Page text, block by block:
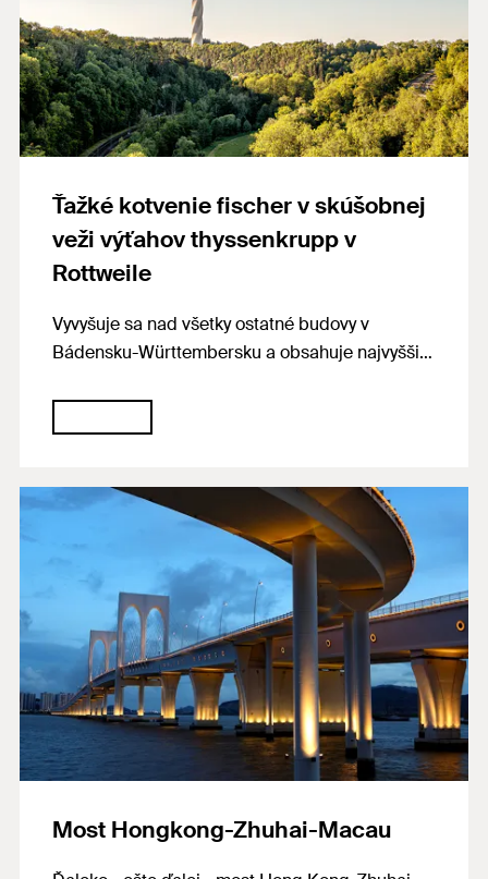
Ťažké kotvenie fischer v skúšobnej
veži výťahov thyssenkrupp v
Rottweile
Vyvyšuje sa nad všetky ostatné budovy v
Bádensku-Württembersku a obsahuje najvyššiu
skúšobnú vežu spoločnosti thyssenkrupp
Elevator AG v švábskom meste Rottweil. Okolo
tkaniny zo sklených vlákien potiahnutých
polymérom s rozlohou 17 000 m², ktorý slúži ako
obklad fasády. Na ukotvenie tejto membrány sa
použili silné kotviace prvky od spoločnosti
fischer. Systémy fischer čiastočne ukotvili aj
ozubené koľajnice inštalácie svetlíka. Celkovo
sa na projekte použilo približne 22 000
výrobkov fischer.
Most Hongkong-Zhuhai-Macau